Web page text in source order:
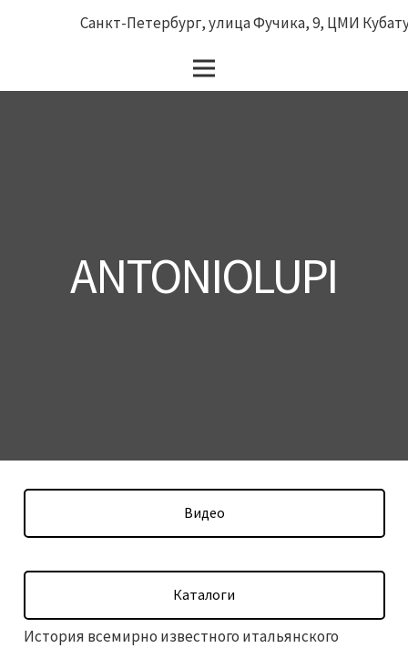
Санкт-Петербург, улица Фучика, 9, ЦМИ
ANTONIOLUPI
Видео
Каталоги
История всемирно известного итальянского